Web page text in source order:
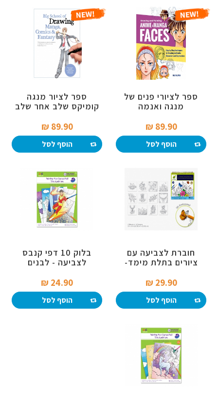
ספר לציורי פנים של
מנגה ואנמה
89.90 ₪‎
הוסף לסל
ספר לציור מנגה
קומיקס שלב אחר שלב
89.90 ₪‎
הוסף לסל
חוברת לצביעה עם
ציורים בתלת מימד-
29.90 ₪‎
הוסף לסל
בלוק 10 דפי קנבס
לצביעה - לבנים
24.90 ₪‎
הוסף לסל